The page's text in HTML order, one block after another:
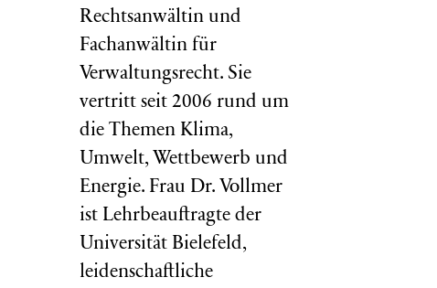
Rechtsanwältin und
Fachanwältin für
Verwaltungsrecht. Sie
vertritt seit 2006 rund um
die Themen Klima,
Umwelt, Wettbewerb und
Energie. Frau Dr. Vollmer
ist Lehrbeauftragte der
Universität Bielefeld,
leidenschaftliche